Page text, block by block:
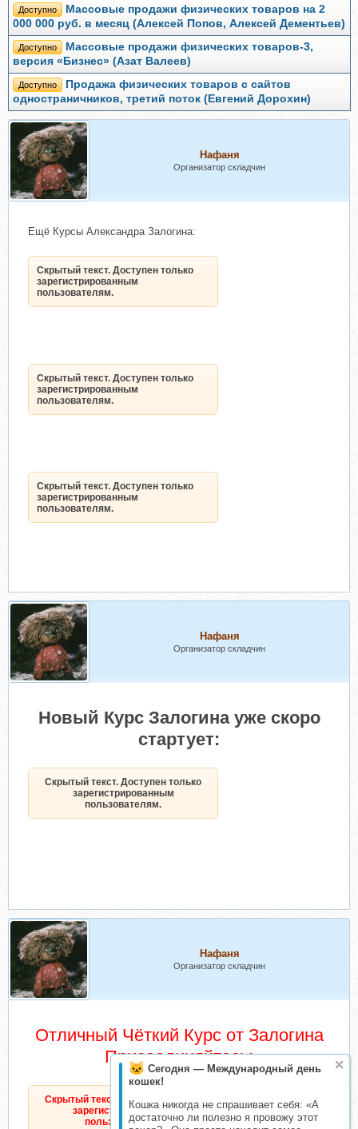
Сегодня — Международный день
кошек!
Кошка никогда не спрашивает себя: «А
достаточно ли полезно я провожу этот
Доступно
Массовые продажи физических товаров на 2
000 000 руб. в месяц (Алексей Попов, Алексей Дементьев)
Доступно
Массовые продажи физических товаров-3,
версия «Бизнес» (Азат Валеев)
Доступно
Продажа физических товаров с сайтов
одностраничников, третий поток (Евгений Дорохин)
Нафаня
Организатор складчин
Ещё Курсы Александра Залогина:
Скрытый текст. Доступен только
зарегистрированным
пользователям.
Скрытый текст. Доступен только
зарегистрированным
пользователям.
Скрытый текст. Доступен только
зарегистрированным
пользователям.
Нафаня
Организатор складчин
Новый Курс Залогина уже скоро
стартует:
Скрытый текст. Доступен только
зарегистрированным
пользователям.
Нафаня
Организатор складчин
Отличный Чёткий Курс от Залогина
Присоединяйтесь:
Скрытый текст. Доступен только
зарегистрированным
пользователям.